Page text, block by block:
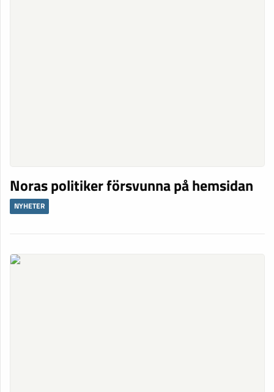
Noras politiker försvunna på hemsidan
NYHETER